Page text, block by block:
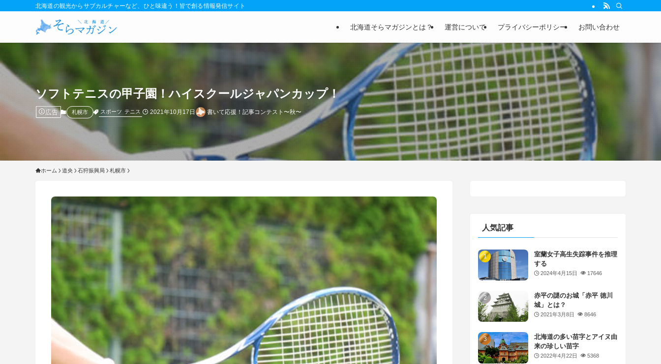
北海道の観光からサブカルチャーなど、ひと味違う！皆で創る情報発信サイト
北海道そらマガジンとは？ 運営について プライバシーポリシー お問い合わせ
ソフトテニスの甲子園！ハイスクールジャパンカップ！
広告 札幌市 スポーツ テニス 2021年10月17日 書いて応援！記事コンテスト〜秋〜
ホーム 道央 石狩振興局 札幌市
人気記事
室蘭女子高生失踪事件を推理
する
2024年4月15日 17646
赤平の謎のお城「赤平 徳川
城」とは？
2021年3月8日 8646
北海道の多い苗字とアイヌ由
来の珍しい苗字
2022年4月22日 5368